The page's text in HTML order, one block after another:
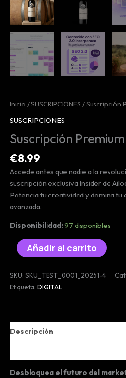
Inicio /SUSCRIPCIONES / Suscripción
SUSCRIPCIONES
Suscripción
€8.99
Accede antes que nadie a la
suscripción exclusiva Insider de
Potencia tu creatividad y domina tu
avanzada.
Disponibilidad:97 disponibles
Suscripción
Premium
5
cantidad
Añadir al carrito
SKU: SKU_TEST_0001_20261-4
Etiqueta: DIGITAL
Descripción
Desbloquea el futuro del